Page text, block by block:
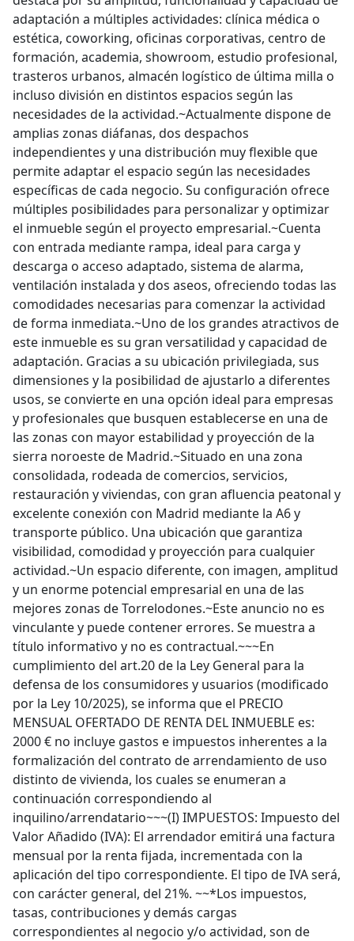
adaptación a múltiples actividades: clínica médica o
estética, coworking, oficinas corporativas, centro de
formación, academia, showroom, estudio profesional,
trasteros urbanos, almacén logístico de última milla o
incluso división en distintos espacios según las
necesidades de la actividad.~Actualmente dispone de
amplias zonas diáfanas, dos despachos
independientes y una distribución muy flexible que
permite adaptar el espacio según las necesidades
específicas de cada negocio. Su configuración ofrece
múltiples posibilidades para personalizar y optimizar
el inmueble según el proyecto empresarial.~Cuenta
con entrada mediante rampa, ideal para carga y
descarga o acceso adaptado, sistema de alarma,
ventilación instalada y dos aseos, ofreciendo todas las
comodidades necesarias para comenzar la actividad
de forma inmediata.~Uno de los grandes atractivos de
este inmueble es su gran versatilidad y capacidad de
adaptación. Gracias a su ubicación privilegiada, sus
dimensiones y la posibilidad de ajustarlo a diferentes
usos, se convierte en una opción ideal para empresas
y profesionales que busquen establecerse en una de
las zonas con mayor estabilidad y proyección de la
sierra noroeste de Madrid.~Situado en una zona
consolidada, rodeada de comercios, servicios,
restauración y viviendas, con gran afluencia peatonal y
excelente conexión con Madrid mediante la A6 y
transporte público. Una ubicación que garantiza
visibilidad, comodidad y proyección para cualquier
actividad.~Un espacio diferente, con imagen, amplitud
y un enorme potencial empresarial en una de las
mejores zonas de Torrelodones.~Este anuncio no es
vinculante y puede contener errores. Se muestra a
título informativo y no es contractual.~~~En
cumplimiento del art.20 de la Ley General para la
defensa de los consumidores y usuarios (modificado
por la Ley 10/2025), se informa que el PRECIO
MENSUAL OFERTADO DE RENTA DEL INMUEBLE es:
2000 € no incluye gastos e impuestos inherentes a la
formalización del contrato de arrendamiento de uso
distinto de vivienda, los cuales se enumeran a
continuación correspondiendo al
inquilino/arrendatario~~~(I) IMPUESTOS: Impuesto del
Valor Añadido (IVA): El arrendador emitirá una factura
mensual por la renta fijada, incrementada con la
aplicación del tipo correspondiente. El tipo de IVA será,
con carácter general, del 21%. ~~*Los impuestos,
tasas, contribuciones y demás cargas
correspondientes al negocio y/o actividad, son de